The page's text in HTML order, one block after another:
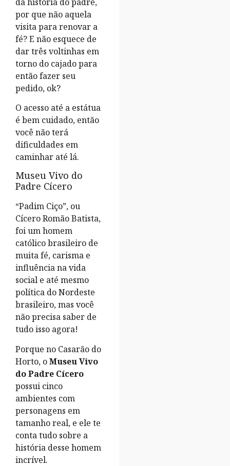
por que não aquela
visita para renovar a
fé? E não esquece de
dar três voltinhas em
torno do cajado para
então fazer seu
pedido, ok?
O acesso até a estátua
é bem cuidado, então
você não terá
dificuldades em
caminhar até lá.
Museu Vivo do
Padre Cícero
“Padim Ciço”, ou
Cícero Romão Batista,
foi um homem
católico brasileiro de
muita fé, carisma e
influência na vida
social e até mesmo
política do Nordeste
brasileiro, mas você
não precisa saber de
tudo isso agora!
Porque no Casarão do
Horto, oMuseu Vivo
do Padre Cícero
possui cinco
ambientes com
personagens em
tamanho real, e ele te
conta tudo sobre a
história desse homem
incrível.